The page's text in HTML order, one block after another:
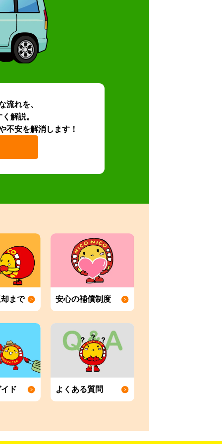
流れを、
解説。
不安を解消します！
まで 安心の補償制度
ド よくある質問